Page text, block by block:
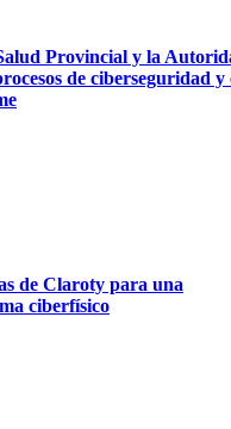
Provincial y la
de ciberseguridad y
de Claroty para una
ciberfísico